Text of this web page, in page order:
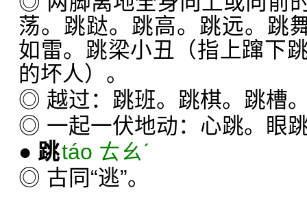
荡。跳跶。跳高。跳远。跳
如雷。跳梁小丑（指上蹿下
的坏人）。
◎ 越过：跳班。跳棋。跳槽
◎ 一起一伏地动：心跳。眼
● 跳táo ㄊㄠˊ
◎ 古同“逃”。